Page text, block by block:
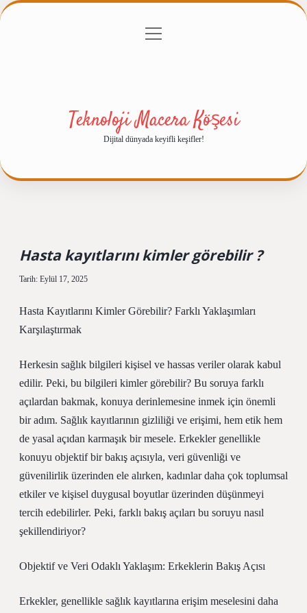
Gizlilik Politikası
menüyü
Teknoloji Macera Köşesi
Dijital dünyada keyifli keşifler!
Hasta kayıtlarını kimler görebilir ?
Tarih: Eylül 17, 2025
Hasta Kayıtlarını Kimler Görebilir? Farklı Yaklaşımları
Karşılaştırmak
Herkesin sağlık bilgileri kişisel ve hassas veriler olarak kabul
edilir. Peki, bu bilgileri kimler görebilir? Bu soruya farklı
açılardan bakmak, konuya derinlemesine inmek için önemli
bir adım. Sağlık kayıtlarının gizliliği ve erişimi, hem etik hem
de yasal açıdan karmaşık bir mesele. Erkekler genellikle
konuyu objektif bir bakış açısıyla, veri güvenliği ve
güvenilirlik üzerinden ele alırken, kadınlar daha çok toplumsal
etkiler ve kişisel duygusal boyutlar üzerinden düşünmeyi
tercih edebilirler. Peki, farklı bakış açıları bu soruyu nasıl
şekillendiriyor?
Objektif ve Veri Odaklı Yaklaşım: Erkeklerin Bakış Açısı
Erkekler, genellikle sağlık kayıtlarına erişim meselesini daha